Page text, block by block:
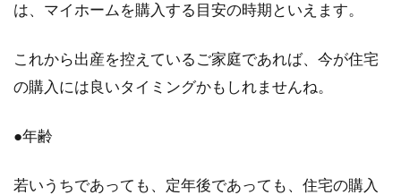
は、マイホームを購入する目安の時期といえます。
これから出産を控えているご家庭であれば、今が住宅
の購入には良いタイミングかもしれませんね。
●年齢
若いうちであっても、定年後であっても、住宅の購入